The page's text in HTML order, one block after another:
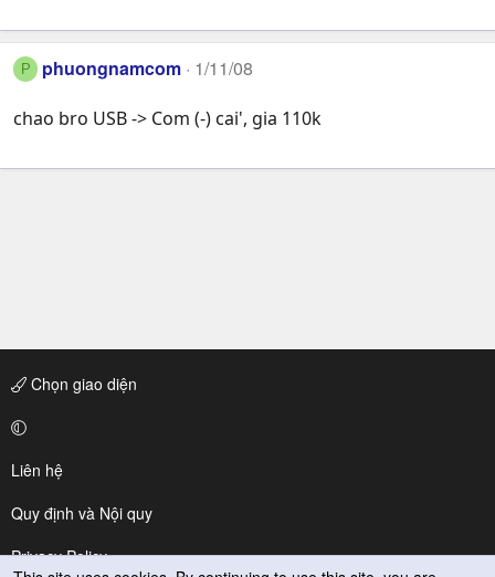
P phuongnamcom 1/11/08
chao bro USB -> Com (-) cai', gia 110k
Chọn giao diện
Liên hệ
Quy định và Nội quy
Privacy Policy